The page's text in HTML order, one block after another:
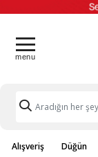
Alışveriş Düğün